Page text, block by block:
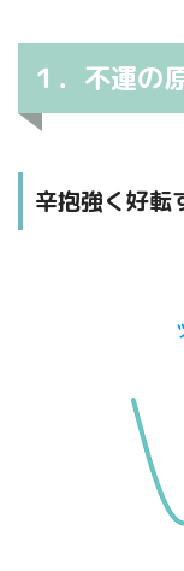
１．不運の
辛抱強く好転